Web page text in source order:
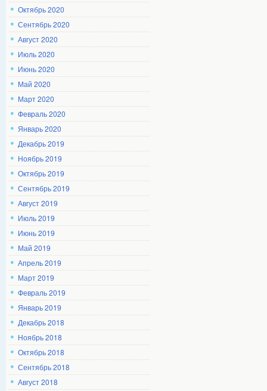
Октябрь 2020
Сентябрь 2020
Август 2020
Июль 2020
Июнь 2020
Май 2020
Март 2020
Февраль 2020
Январь 2020
Декабрь 2019
Ноябрь 2019
Октябрь 2019
Сентябрь 2019
Август 2019
Июль 2019
Июнь 2019
Май 2019
Апрель 2019
Март 2019
Февраль 2019
Январь 2019
Декабрь 2018
Ноябрь 2018
Октябрь 2018
Сентябрь 2018
Август 2018